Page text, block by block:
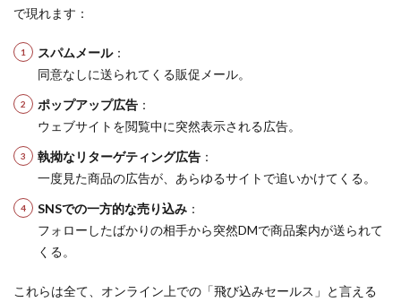
で現れます：
スパムメール：
同意なしに送られてくる販促メール。
ポップアップ広告 ：
ウェブサイトを閲覧中に突然表示される広告。
執拗なリターゲティング広告 ：
一度見た商品の広告が、あらゆるサイトで追いかけてくる。
SNSでの一方的な売り込み ：
フォローしたばかりの相手から突然DMで商品案内が送られて
くる。
これらは全て、オンライン上での「飛び込みセールス」と言える